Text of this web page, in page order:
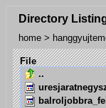
Directory
home >
File
..